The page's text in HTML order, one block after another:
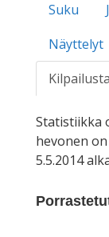
Suku
Näyttelyt
Statistiikka
hevonen
5.5.2014